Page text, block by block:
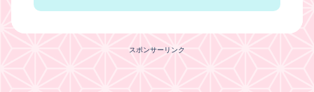
スポンサーリンク